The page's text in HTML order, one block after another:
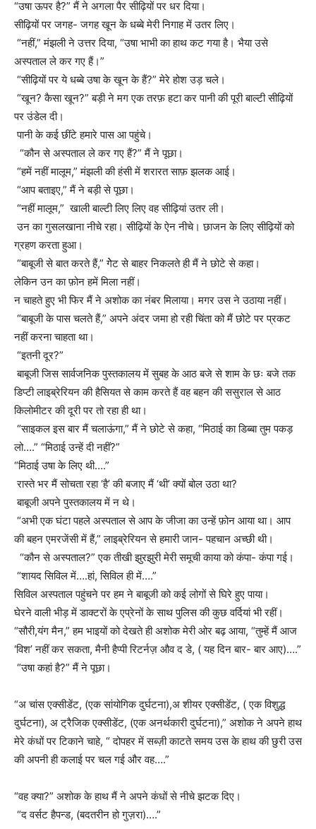
“उषा ऊपर है?” मैं ने अगला पैर सीढ़ियों पर धर दिया।
सीढ़ियों पर जगह- जगह खून के धब्बे मेरी निगाह में उतर लिए।
“नहीं,” मंझली ने उत्तर दिया, “उषा भाभी का हाथ कट गया है। भैया उसे
अस्पताल ले कर गए हैं।”
“सीढ़ियों पर ये धब्बे उषा के खून के हैं?” मेरे होश उड़ चले।
“खून? कैसा खून?” बड़ी ने मग एक तरफ़ हटा कर पानी की पूरी बाल्टी सीढ़ियों
पर उंडेल दी।
पानी के कई छींटे हमारे पास आ पहुंचे।
“कौन से अस्पताल ले कर गए हैं?” मैं ने पूछा।
“हमें नहीं मालूम,” मंझली की हंसी में शरारत साफ़ झलक आई।
“आप बताइए,” मैं ने बड़ी से पूछा।
“नहीं मालूम,” खाली बाल्टी लिए लिए वह सीढ़ियां उतर ली।
उन का गुसलखाना नीचे रहा। सीढ़ियों के ऐन नीचे। छाजन के लिए सीढ़ियों को
ग्रहण करता हुआ।
“बाबूजी से बात करते हैं,” गेेट से बाहर निकलते ही मैं ने छोटे से कहा।
लेकिन उन का फ़ोन हमें मिला नहीं।
न चाहते हुए भी फिर मैं ने अशोक का नंबर मिलाया। मगर उस ने उठाया नहीं।
“बाबूजी के पास चलते हैं,” अपने अंदर जमा हो रही चिंता को मैं छोटे पर प्रकट
नहीं करना चाहता था।
“इतनी दूर?”
बाबूजी जिस सार्वजनिक पुस्तकालय में सुबह के आठ बजे से शाम के छः बजे तक
डिप्टी लाइब्रेरियन की हैसियत से काम करते हैं वह बहन की ससुराल से आठ
किलोमीटर की दूरी पर तो रहा ही था।
“साइकल इस बार मैं चलाऊंगा,” मैं ने छोटे से कहा, “मिठाई का डिब्बा तुम पकड़
लो….” “मिठाई उन्हें दी नहीं?”
“मिठाई उषा के लिए थी….”
रास्ते भर मैं सोचता रहा ‘है’ की बजाए मैं ‘थी’ क्यों बोल उठा था?
बाबूजी अपने पुस्तकालय में न थे।
“अभी एक घंटा पहले अस्पताल से आप के जीजा का उन्हें फ़ोन आया था। आप
की बहन एमरजेंसी में हैं,” लाइब्रेरियन से हमारी जान- पहचान अच्छी थी।
“कौन से अस्पताल?” एक तीखी झुरझुरी मेरी समूची काया को कंपा- कंपा गई।
“शायद सिविल में….हां, सिविल ही में….”
सिविल अस्पताल पहुंचने पर हम ने बाबूजी को कई लोगों से घिरे हुए पाया।
घेरने वाली भीड़ में डाक्टरों के एप्रेनों के साथ पुलिस की कुछ वर्दियां भी रहीं।
“सौरी,यंग मैन,” हम भाइयों को देखते ही अशोक मेरी ओर बढ़ आया, “तुम्हें मैं आज
‘विश’ नहीं कर सकता, मैनी हैप्पी रिटर्नज़ औव द डे, ( यह दिन बार- बार आए)….”
“उषा कहां है?” मैं ने पूछा।
“अ चांस एक्सीडेंट, (एक सांयोगिक दुर्घटना),अ शीयर एक्सीडेंट, ( एक विशुद्ध
दुर्घटना), अ ट्रैजिक एक्सीडेंट, (एक अनर्थकारी दुर्घटना),” अशोक ने अपने हाथ
मेरे कंधों पर टिकाने चाहे, “ दोपहर में सब्ज़ी काटते समय उस के हाथ की छुरी उस
की अपनी ही कलाई पर चल गई और वह….”
“वह क्या?” अशोक के हाथ मैं ने अपने कंधों से नीचे झटक दिए।
“द वर्सट हैपन्ड, (बदतरीन हो गुज़रा)….”